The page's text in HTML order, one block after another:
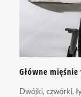
Główne
Dwójki, czwórki,